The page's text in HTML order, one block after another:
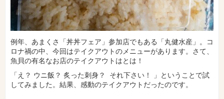
例年、あまくさ「丼丼フェア」参加店でもある「丸健水産」。コ
ロナ禍の中、今回はテイクアウトのメニューがあります。さて、
魚貝の有名なお店のテイクアウトはとは！
「え？ ウニ飯？ 炙った刺身？ それ下さい！ 」ということで試
してみました。結果、感動のテイクアウトだったのです。